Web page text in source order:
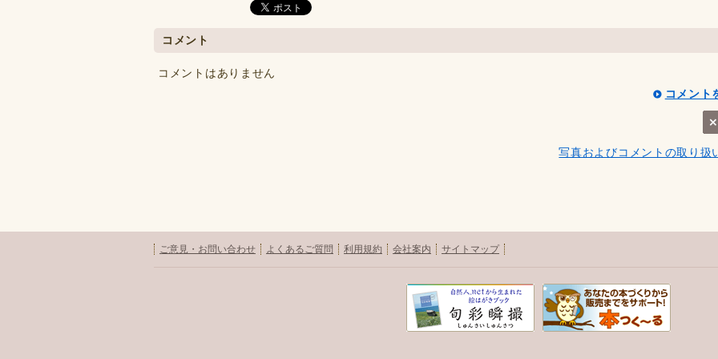
コメント
コメントはありません
コメント
写真およびコメントの取り扱
ご意見・お問い合わせ よくあるご質問 利用規約 会社案内 サイトマップ